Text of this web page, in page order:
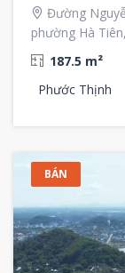
Đường
phường Hà
187.5 m²
Phước Thịnh
BÁN